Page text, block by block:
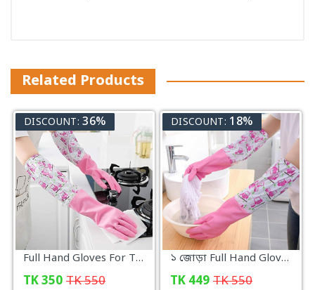
Related Products
DISCOUNT: 36%
Full Hand Gloves For The Kitchen
TK350 TK550
DISCOUNT: 18%
১ জোড়া Full Hand Gloves For The Kitchen
TK 449 TK550